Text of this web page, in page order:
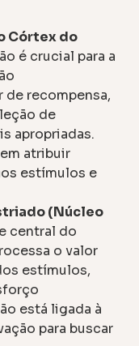
Córtex do
é crucial para a
recompensa,
de
apropriadas.
atribuir
estímulos e
(Núcleo
central do
o valor
estímulos,
está ligada à
para buscar